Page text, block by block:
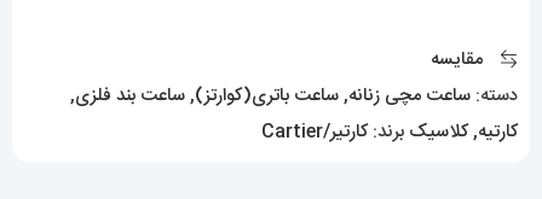
نگین
Cartier
مقایسه
دسته: ساعت مچی زنانه,ساعت باتری(کوارتز),ساعت بند فلزی,
کارتیه,کلاسیک برند:کارتیر/Cartier